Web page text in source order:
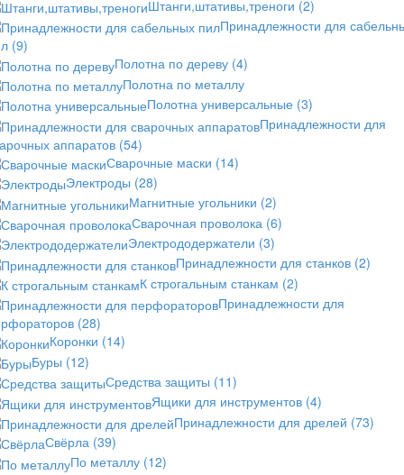
Штанги,штативы,треноги (2)
Принадлежности для
(9)
Полотна по дереву (4)
Полотна по металлу
Полотна универсальные (3)
Принадлежности для
аппаратов (54)
Сварочные маски (14)
Электроды (28)
Магнитные угольники (2)
Сварочная проволока (6)
Электрододержатели (3)
Принадлежности для станков (2)
К строгальным станкам (2)
Принадлежности для
(28)
Коронки (14)
Буры (12)
Средства защиты (11)
Ящики для инструментов (4)
Принадлежности для дрелей (73)
Свёрла (39)
По металлу (12)